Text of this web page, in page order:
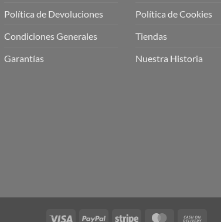
Política de Devoluciones
Condiciones Generales
Garantías
Política de Cookies
Tiendas
Nuestra Historia
Visa PayPal Stripe MasterCard